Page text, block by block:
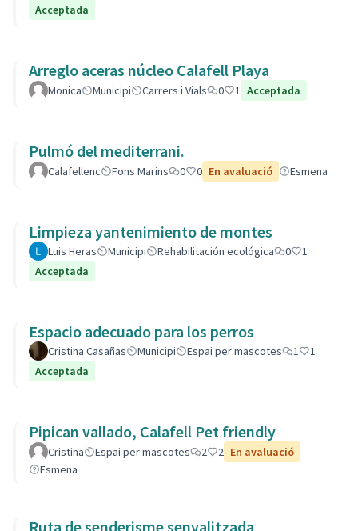
Acceptada
Arreglo aceras núcleo Calafell Playa
Monica Municipi Carrers i Vials 0 1 Acceptada
Pulmó del mediterrani.
Calafellenc Fons Marins 0 0 En avaluació Esmena
Limpieza yantenimiento de montes
Luis Heras Municipi Rehabilitación ecológica 0
1
Acceptada
Espacio adecuado para los perros
Cristina Casañas Municipi Espai per mascotes 1
1
Acceptada
Pipican vallado, Calafell Pet friendly
Cristina Espai per mascotes 2 2 En avaluació
Esmena
Ruta de senderisme senyalitzada